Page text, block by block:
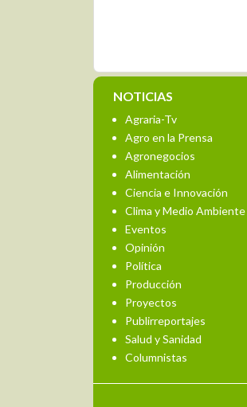
NOTICIAS
Agraria-Tv
Agro en la Prensa
Agronegocios
Alimentación
Ciencia e Innovación
Clima y Medio Ambiente
Eventos
Opinión
Política
Producción
Proyectos
Publirreportajes
Salud y Sanidad
Columnistas